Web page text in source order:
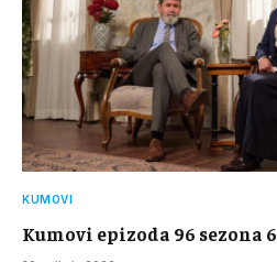
KUMOVI
Kumovi epizoda 96 sezona 6